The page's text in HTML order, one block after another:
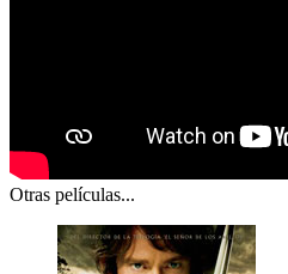
Otras películas...